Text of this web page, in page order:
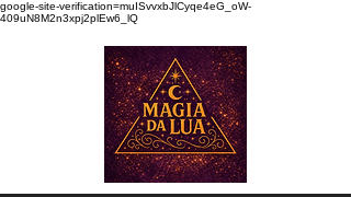
google-site-verification=muISvvxbJlCyqe4eG_oW-
409uN8M2n3xpj2plEw6_lQ